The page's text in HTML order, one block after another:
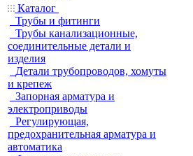
Каталог
Трубы и фитинги
Трубы канализационные,
соединительные детали и
изделия
Детали трубопроводов, хомуты
и крепеж
Запорная арматура и
электроприводы
Регулирующая,
предохранительная арматура и
автоматика